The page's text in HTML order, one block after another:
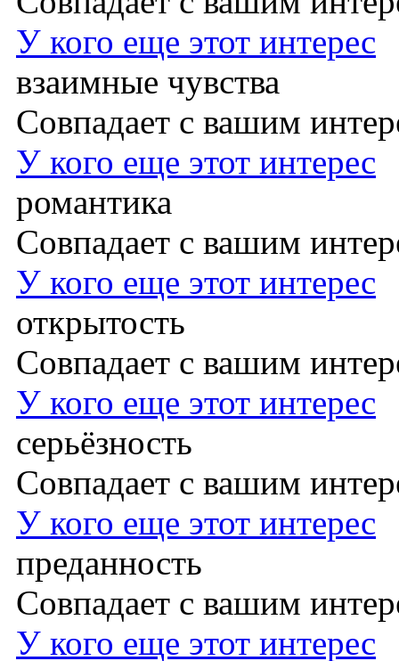
У кого еще этот интерес
взаимные чувства
Совпадает с вашим
У кого еще этот интерес
романтика
Совпадает с вашим
У кого еще этот интерес
открытость
Совпадает с вашим
У кого еще этот интерес
серьёзность
Совпадает с вашим
У кого еще этот интерес
преданность
Совпадает с вашим
У кого еще этот интерес